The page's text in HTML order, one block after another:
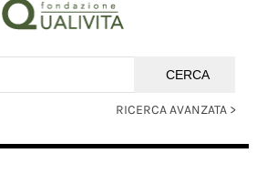
RICERCA AVANZATA >